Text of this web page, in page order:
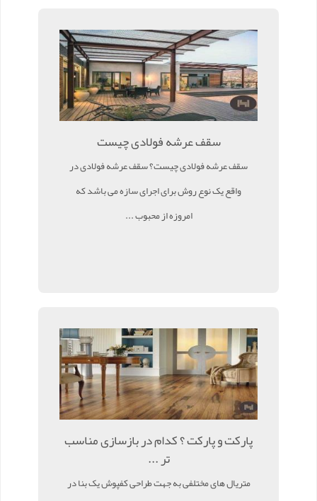
سقف عرشه فولادی چیست
سقف عرشه فولادی چیست؟ سقف عرشه فولادی در
واقع یک نوع روش برای اجرای سازه می باشد که
امروزه از محبوب ...
پارکت و پارکت ؟ کدام در بازسازی مناسب
تر ...
متریال های مختلفی به جهت طراحی کفپوش یک بنا در